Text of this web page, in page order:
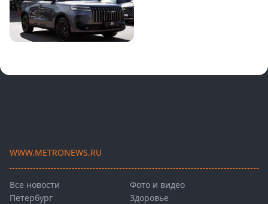
WWW.METRONEWS.RU
Все новости
Петербург
Фото и видео
Здоровье